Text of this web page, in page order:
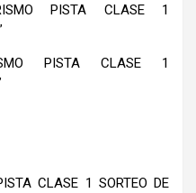
PISTA CLASE 1
PISTA CLASE 1
CLASE 1 SORTEO DE